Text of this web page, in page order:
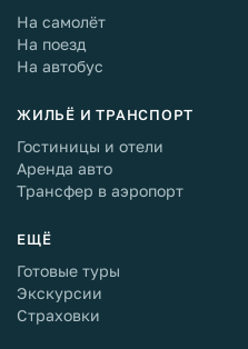
На самолёт
На поезд
На автобус
ЖИЛЬЁ И ТРАНСПОРТ
Гостиницы и отели
Аренда авто
Трансфер в аэропорт
ЕЩЁ
Готовые туры
Экскурсии
Страховки